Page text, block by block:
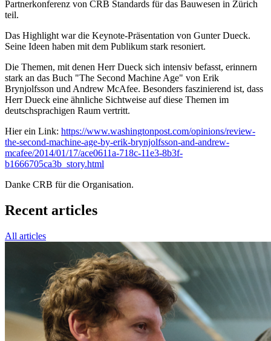
Partnerkonferenz von CRB Standards für das Bauwesen in Zürich
teil.
Das Highlight war die Keynote-Präsentation von Gunter Dueck.
Seine Ideen haben mit dem Publikum stark resoniert.
Die Themen, mit denen Herr Dueck sich intensiv befasst, erinnern
stark an das Buch "The Second Machine Age" von Erik
Brynjolfsson und Andrew McAfee. Besonders faszinierend ist, dass
Herr Dueck eine ähnliche Sichtweise auf diese Themen im
deutschsprachigen Raum vertritt.
Hier ein Link: https://www.washingtonpost.com/opinions/review-
the-second-machine-age-by-erik-brynjolfsson-and-andrew-
mcafee/2014/01/17/ace0611a-718c-11e3-8b3f-
b1666705ca3b_story.html
Danke CRB für die Organisation.
Recent articles
All articles